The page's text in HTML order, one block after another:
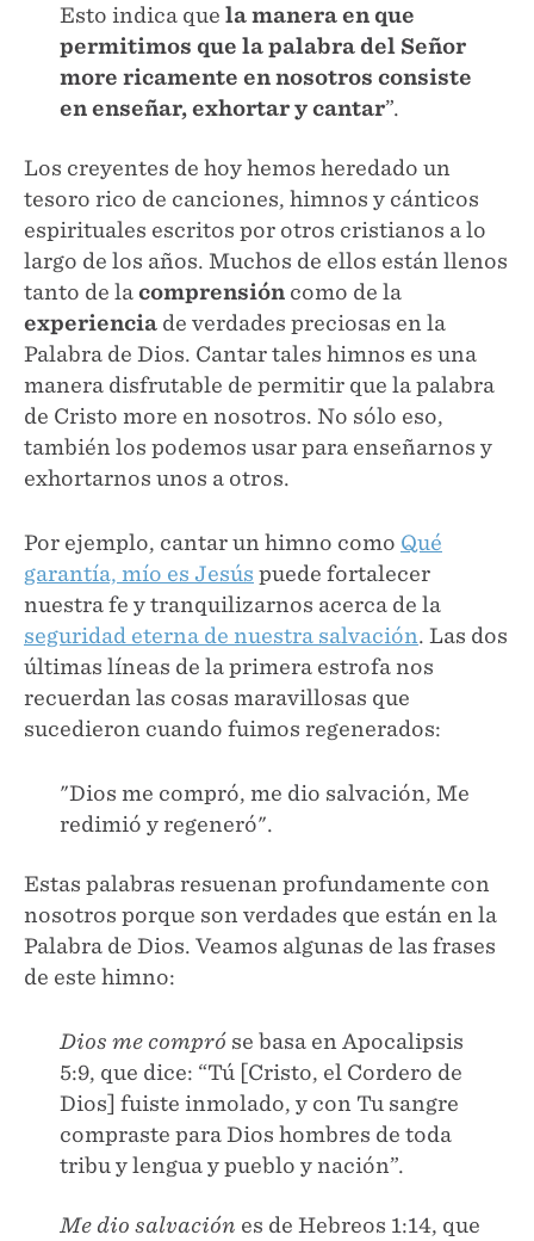
Esto indica que la manera en que
permitimos que la palabra del Señor
more ricamente en nosotros consiste
en enseñar, exhortar y cantar”.
Los creyentes de hoy hemos heredado un
tesoro rico de canciones, himnos y cánticos
espirituales escritos por otros cristianos a lo
largo de los años. Muchos de ellos están llenos
tanto de lacomprensión como de la
experiencia de verdades preciosas en la
Palabra de Dios. Cantar tales himnos es una
manera disfrutable de permitir que la palabra
de Cristo more en nosotros. No sólo eso,
también los podemos usar para enseñarnos y
exhortarnos unos a otros.
Por ejemplo, cantar un himno como Qué
garantía, mío es Jesús puede fortalecer
nuestra fe y tranquilizarnos acerca de la
seguridad eterna de nuestra salvación. Las dos
últimas líneas de la primera estrofa nos
recuerdan las cosas maravillosas que
sucedieron cuando fuimos regenerados:
"Dios me compró, me dio salvación, Me
redimió y regeneró".
Estas palabras resuenan profundamente con
nosotros porque son verdades que están en la
Palabra de Dios. Veamos algunas de las frases
de este himno:
Dios me compró se basa en Apocalipsis
5:9, que dice: “Tú [Cristo, el Cordero de
Dios] fuiste inmolado, y con Tu sangre
compraste para Dios hombres de toda
tribu y lengua y pueblo y nación”.
Me dio salvación es de Hebreos 1:14, que